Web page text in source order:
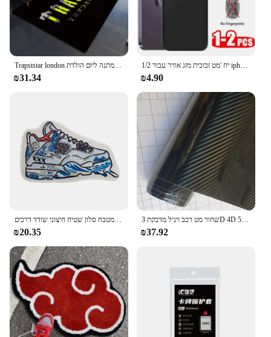
Trapststar london לוגו שטיח שטיח ללא החלקה שטיח חדר שינה עיצוב דלת מחצלת שטיח חיצוני שטיח יוגה מחצלת חדר שינה מתנה ליום הולדת
₪31.34
1/2 יח 'מט זכוכית מזג אוויר עבור iphone 15 14 12 11 13 פרו מסך קפור מקס קפור עבור iPhone 11 12 13 14 15 פלוס זכוכית
₪4.90
₪20.35
שחור מט רכב ויניל מדבקת 3D 4D 5D סיבי פחמן סרט אוטומטי גלישת רדיד מחשב נייד עור טלפון כיסוי אופנוע קישוט סרטים
₪37.92